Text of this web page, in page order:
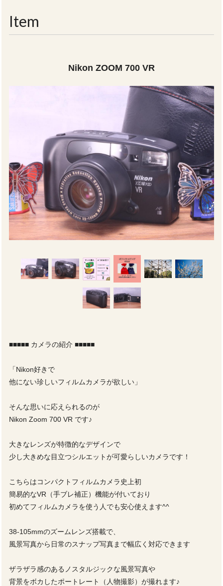
Item
Nikon ZOOM 700 VR
■■■■■ カメラの紹介 ■■■■■
「Nikon好きで
他にない珍しいフィルムカメラが欲しい」
そんな思いに応えられるのが
Nikon Zoom 700 VR です♪
大きなレンズが特徴的なデザインで
少し大きめな目立つシルエットが可愛らしいカメラです！
こちらはコンパクトフィルムカメラ史上初
簡易的なVR（手ブレ補正）機能が付いており
初めてフィルムカメラを使う人でも安心使えます^^
38-105mmのズームレンズ搭載で、
風景写真から日常のスナップ写真まで幅広く対応できます
ザラザラ感のあるノスタルジックな風景写真や
背景をボカしたポートレート（人物撮影）が撮れます♪